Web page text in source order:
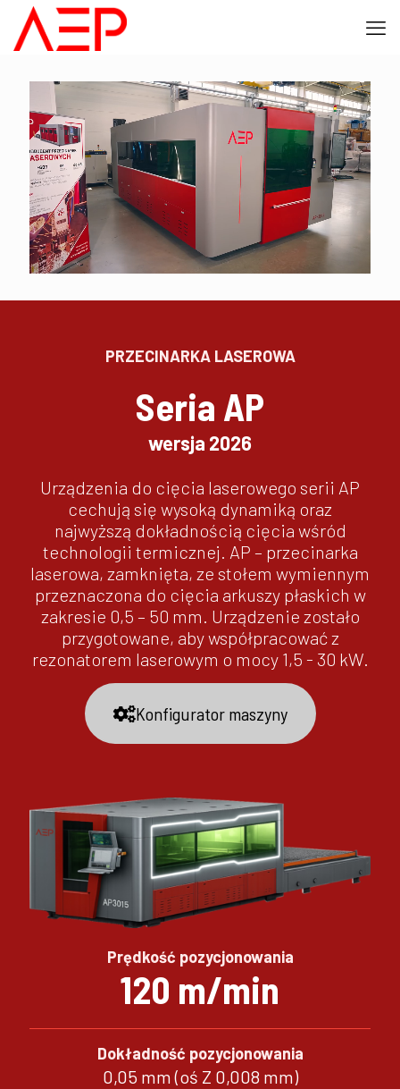
Prędkość pozycjonowania
120 m/min
Dokładność pozycjonowania
0,05 mm (oś Z 0,008 mm)
PRZECINARKA LASEROWA
Seria AP
wersja 2026
Urządzenia do cięcia laserowego serii AP
cechują się wysoką dynamiką oraz
najwyższą dokładnością cięcia wśród
technologii termicznej. AP – przecinarka
laserowa, zamknięta, ze stołem wymiennym
przeznaczona do cięcia arkuszy płaskich w
zakresie 0,5 – 50 mm. Urządzenie zostało
przygotowane, aby współpracować z
rezonatorem laserowym o mocy 1,5 - 30 kW.
Konfigurator maszyny